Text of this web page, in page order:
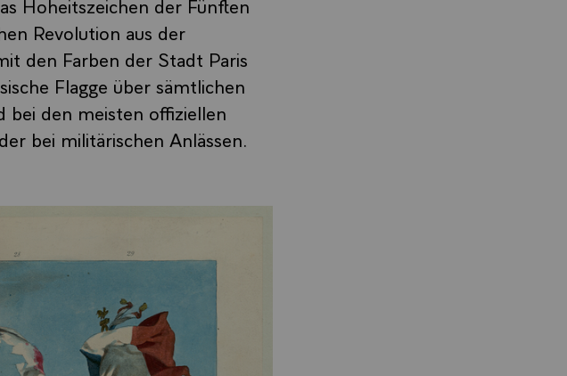
Hoheitszeichen der Fünften
Revolution aus der
den Farben der Stadt Paris
Flagge über sämtlichen
bei den meisten offiziellen
bei militärischen Anlässen.